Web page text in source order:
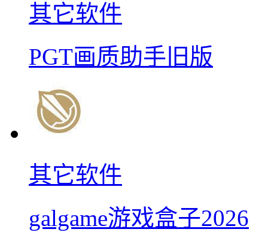
其它软件
PGT画质助手旧版
其它软件
galgame游戏盒子2026